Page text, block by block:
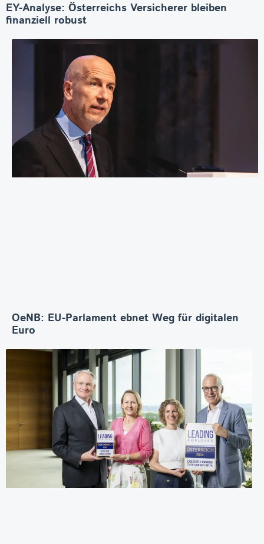
EY-Analyse: Österreichs Versicherer bleiben
finanziell robust
OeNB: EU-Parlament ebnet Weg für digitalen
Euro